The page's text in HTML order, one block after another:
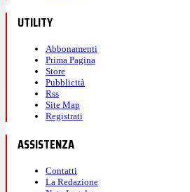
UTILITY
Abbonamenti
Prima Pagina
Store
Pubblicità
Rss
Site Map
Registrati
ASSISTENZA
Contatti
La Redazione